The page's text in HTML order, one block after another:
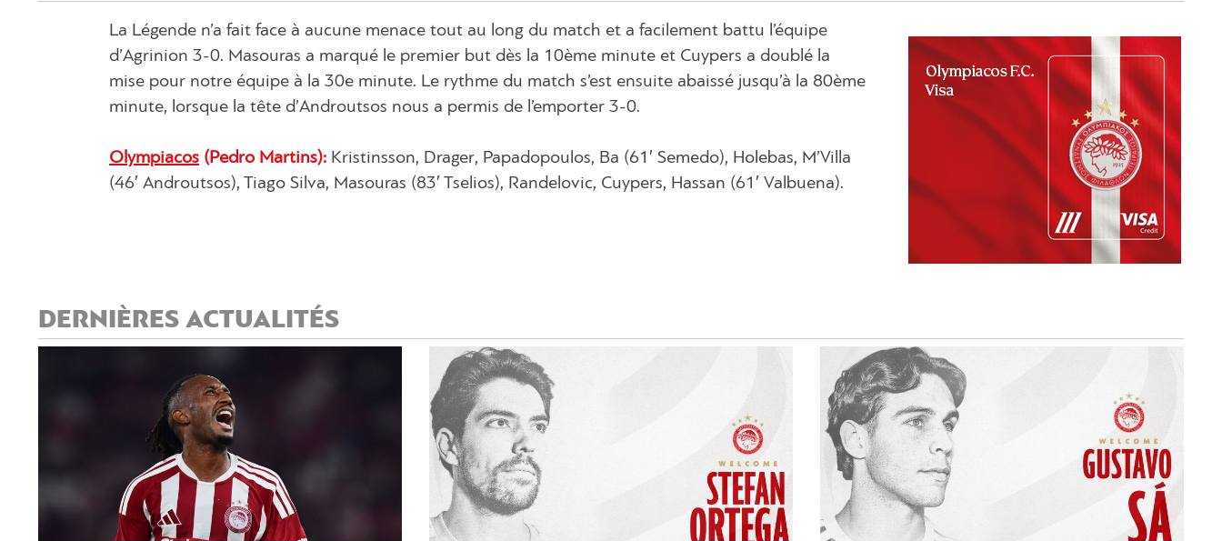
La Légende n’a fait face à aucune menace tout au long du match et a facilement battu l’équipe
d’Agrinion 3-0. Masouras a marqué le premier but dès la 10ème minute et Cuypers a doublé la
mise pour notre équipe à la 30e minute. Le rythme du match s’est ensuite abaissé jusqu’à la 80ème
minute, lorsque la tête d’Androutsos nous a permis de l’emporter 3-0.
Olympiacos (Pedro Martins): Kristinsson, Drager, Papadopoulos, Ba (61′ Semedo), Holebas, M’Villa
(46′ Androutsos), Tiago Silva, Masouras (83′ Tselios), Randelovic, Cuypers, Hassan (61′ Valbuena).
DERNIÈRES ACTUALITÉS